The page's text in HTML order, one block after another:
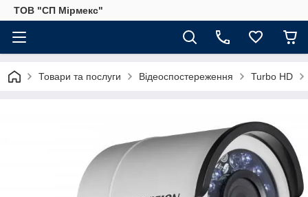
ТОВ "СП Мірмекс"
Товари та послуги Відеоспостереження Turbo HD